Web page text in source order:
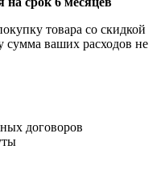
товара со скидкой
сумма ваших расходов не
договоров